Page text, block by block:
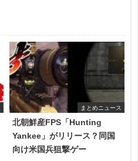
まとめニュース
北朝鮮産FPS「Hunting
Yankee」がリリース？同国
向け米国兵狙撃ゲー